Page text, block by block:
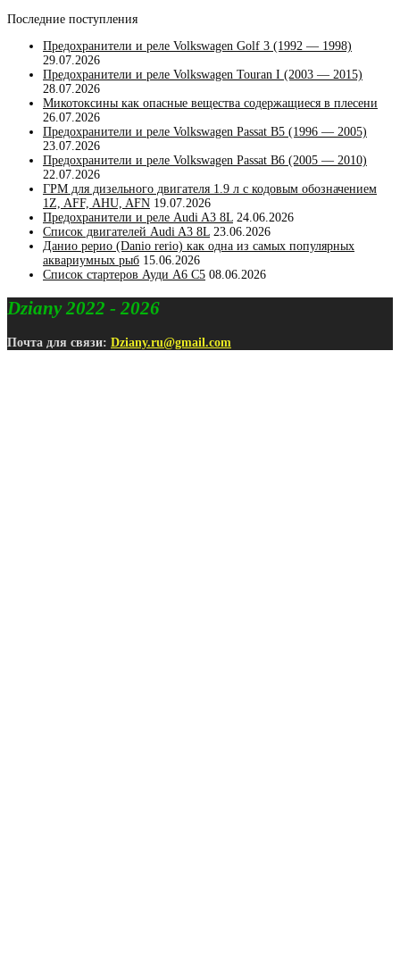
Последние поступления
Предохранители и реле Volkswagen Golf 3 (1992 — 1998)
29.07.2026
Предохранители и реле Volkswagen Touran I (2003 — 2015)
28.07.2026
Микотоксины как опасные вещества содержащиеся в плесени
26.07.2026
Предохранители и реле Volkswagen Passat B5 (1996 — 2005)
23.07.2026
Предохранители и реле Volkswagen Passat B6 (2005 — 2010)
22.07.2026
ГРМ для дизельного двигателя 1.9 л с кодовым обозначением
1Z, AFF, AHU, AFN 19.07.2026
Предохранители и реле Audi A3 8L 24.06.2026
Список двигателей Audi A3 8L 23.06.2026
Данио рерио (Danio rerio) как одна из самых популярных
аквариумных рыб 15.06.2026
Список стартеров Ауди А6 С5 08.06.2026
Dziany 2022 - 2026
Почта для связи: Dziany.ru@gmail.com